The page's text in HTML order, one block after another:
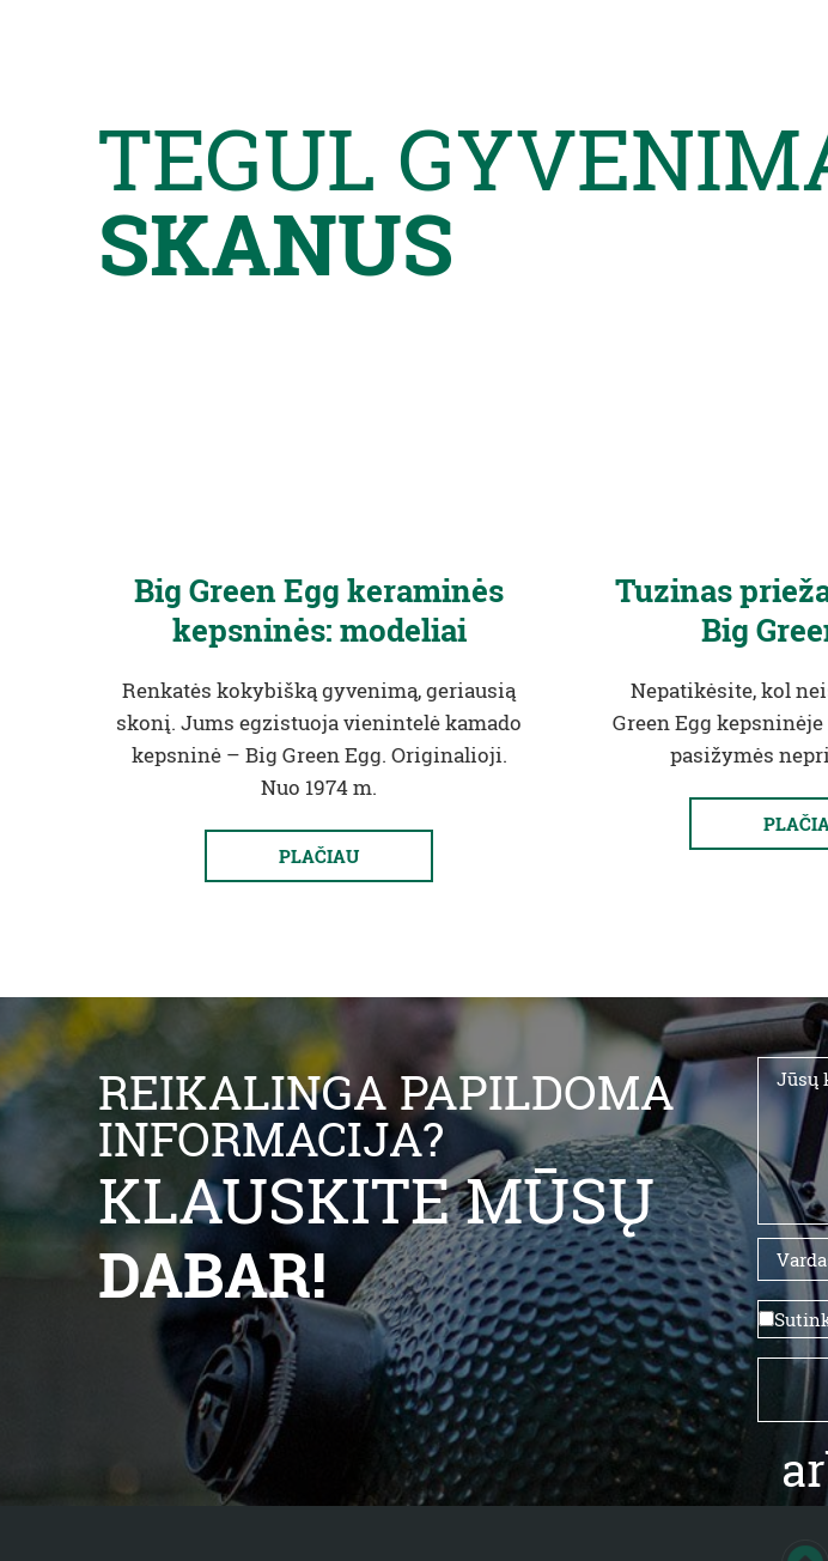
TEGUL
SKANUS
Big Green Egg keraminės
kepsninės: modeliai
Renkatės kokybišką gyvenimą, geriausią
skonį. Jums egzistuoja vienintelė kamado
kepsninė – Big Green Egg. Originalioji.
Nuo 1974 m.
PLAČIAU
Tuzinas
Big
Nepatikėsite, kol
Green Egg
pasižymės
REIKALINGA PAPILDOMA
INFORMACIJA?
KLAUSKITE MŪSŲ
DABAR!